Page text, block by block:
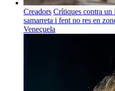
Creadors Crítiques contra un
samarreta i fent no res en
Veneçuela